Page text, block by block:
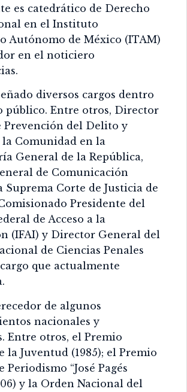
es catedrático de Derecho
en el Instituto
Autónomo de México (ITAM)
en el noticiero
diversos cargos dentro
público. Entre otros, Director
Prevención del Delito y
la Comunidad en la
General de la República,
de Comunicación
Suprema Corte de Justicia de
Presidente del
de Acceso a la
(IFAI) y Director General del
de Ciencias Penales
que actualmente
de algunos
nacionales y
Entre otros, el Premio
la Juventud (1985); el Premio
Periodismo “José Pagés
y la Orden Nacional del